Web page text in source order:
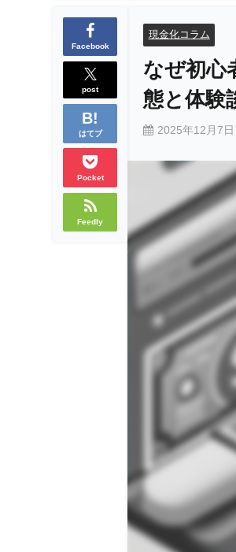
Facebook
post
はてブ
Pocket
Feedly
現金化コラム
なぜ初心
態と体験
2025年12月7日